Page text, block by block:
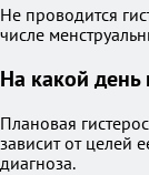
Не проводится
числе
На какой день
Плановая
зависит от целей
диагноза.